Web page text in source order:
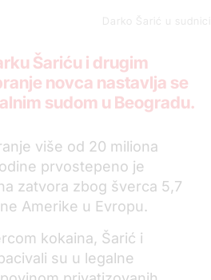
Darko Šarić u sudnici
Šariću i drugim
novca nastavlja se
sudom u Beogradu.
više od 20 miliona
prvostepeno je
zatvora zbog šverca 5,7
Amerike u Evropu.
kokaina, Šarić i
su u legalne